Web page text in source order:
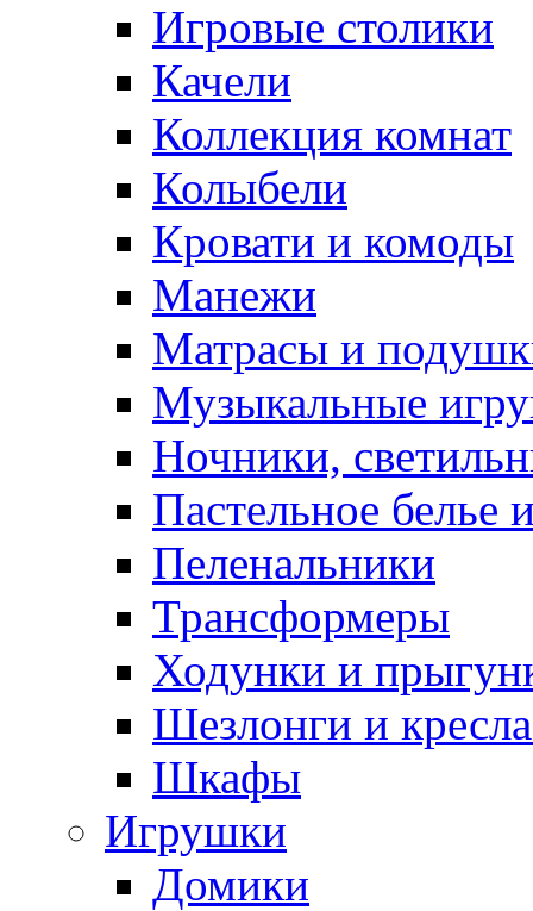
Игровые столики
Качели
Коллекция комнат
Колыбели
Кровати и комоды
Манежи
Матрасы и
Музыкальные
Ночники,
Пастельное белье
Пеленальники
Трансформеры
Ходунки и
Шезлонги и
Шкафы
Игрушки
Домики